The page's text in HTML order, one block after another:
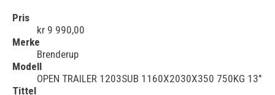
Pris
kr 9 990,00
Merke
Brenderup
Modell
OPEN TRAILER 1203SUB 1160X2030X350 750KG 13"
Tittel